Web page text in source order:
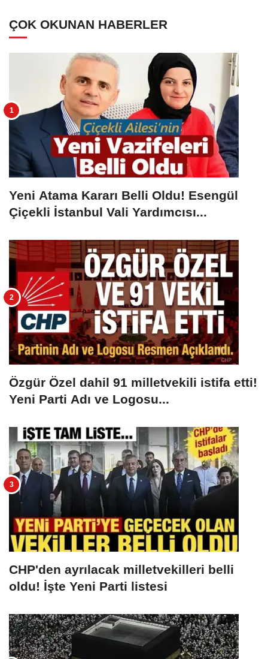
ÇOK OKUNAN HABERLER
Yeni Atama Kararı Belli Oldu! Esengül
Çiçekli İstanbul Vali Yardımcısı...
Özgür Özel dahil 91 milletvekili istifa etti!
Yeni Parti Adı ve Logosu...
CHP'den ayrılacak milletvekilleri belli
oldu! İşte Yeni Parti listesi